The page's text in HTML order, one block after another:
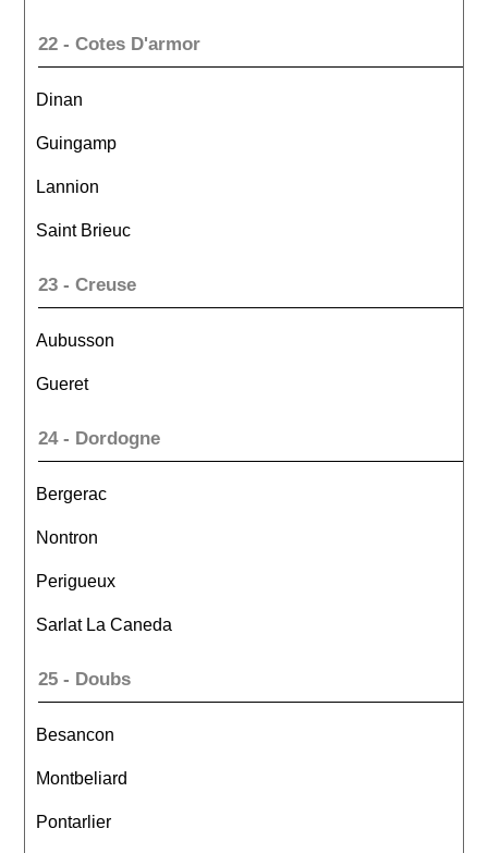
22 - Cotes D'armor
Dinan
Guingamp
Lannion
Saint Brieuc
23 - Creuse
Aubusson
Gueret
24 - Dordogne
Bergerac
Nontron
Perigueux
Sarlat La Caneda
25 - Doubs
Besancon
Montbeliard
Pontarlier